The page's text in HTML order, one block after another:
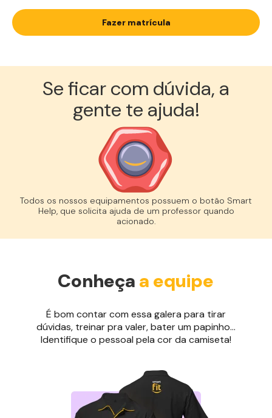
Fazer matrícula
Se ficar com dúvida, a
gente te ajuda!︎
Todos os nossos equipamentos possuem o botão Smart
Help, que solicita ajuda de um professor quando
acionado.
Conheça a equipe
É bom contar com essa galera para tirar
dúvidas, treinar pra valer, bater um papinho...
Identifique o pessoal pela cor da camiseta!